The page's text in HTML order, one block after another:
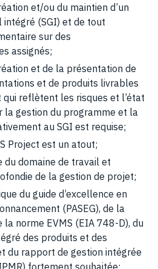
et/ou du maintien d’un
(SGI) et de tout
sur des
assignés;
et de la présentation de
et de produits livrables
qui reflètent les risques et l’état
la gestion du programme et la
au SGI est requise;
Project est un atout;
du domaine de travail et
de la gestion de projet;
du guide d’excellence en
(PASEG), de la
la norme EVMS (EIA 748-D), du
des produits et des
du rapport de gestion intégrée
fortement souhaitée;